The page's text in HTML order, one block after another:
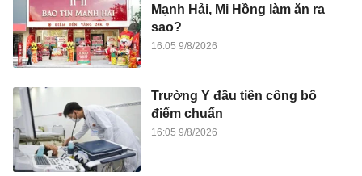
Mạnh Hải, Mi Hồng làm ăn ra
sao?
16:05 9/8/2026
Trường Y đầu tiên công bố
điểm chuẩn
16:05 9/8/2026